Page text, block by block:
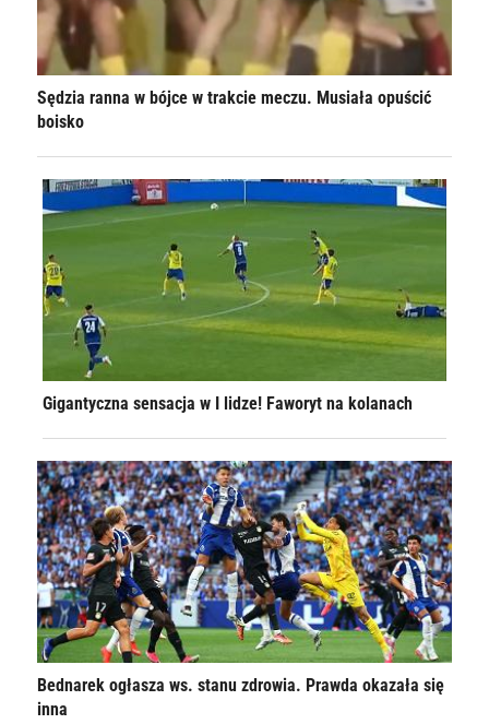
Sędzia ranna w bójce w trakcie meczu. Musiała opuścić
boisko
Gigantyczna sensacja w I lidze! Faworyt na kolanach
Bednarek ogłasza ws. stanu zdrowia. Prawda okazała się
inna